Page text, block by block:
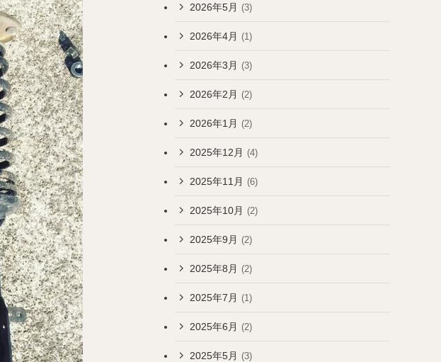
2026年5月 (3)
2026年4月 (1)
2026年3月 (3)
2026年2月 (2)
2026年1月 (2)
2025年12月 (4)
2025年11月 (6)
2025年10月 (2)
2025年9月 (2)
2025年8月 (2)
2025年7月 (1)
2025年6月 (2)
2025年5月 (3)